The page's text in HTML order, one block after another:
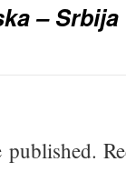
– Srbija